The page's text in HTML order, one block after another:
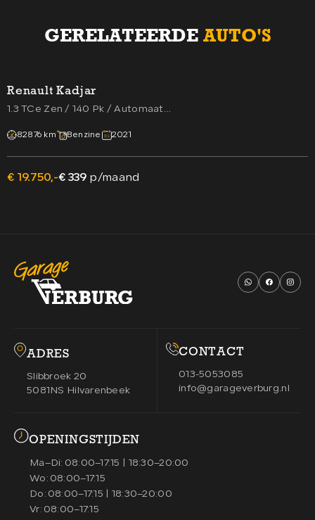
GERELATEERDE AUTO'S
Renault Kadjar
1.3 TCe Zen / 140 Pk / Automaat
82876 km Benzine 2021
€ 19.750,-€ 339 p/maand
ADRES
Slibbroek 20
5081NS Hilvarenbeek
CONTACT
013-5053085
info@garageverburg.nl
OPENINGSTIJDEN
Ma–Di: 08:00–17:15 | 18:30–20:00
Wo: 08:00–17:15
Do: 08:00–17:15 | 18:30–20:00
Vr: 08:00–17:15